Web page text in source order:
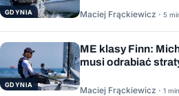
GDYNIA Maciej Frąckiewicz · 5
GDYNIA
ME klasy Finn:
musi odrabiać
Maciej Frąckiewicz · 1